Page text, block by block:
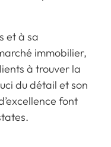
et à sa
immobilier,
à trouver la
du détail et son
font